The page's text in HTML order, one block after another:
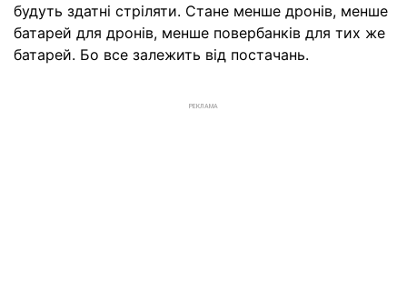
будуть здатні стріляти. Стане менше дронів, менше
батарей для дронів, менше повербанків для тих же
батарей. Бо все залежить від постачань.
РЕКЛАМА